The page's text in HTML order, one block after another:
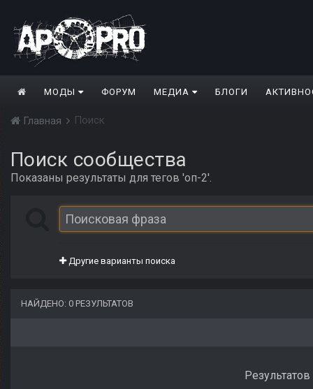
МОДЫ ФОРУМ МЕДИА БЛОГИ
Главная Поиск
Поиск сообщества
Показаны результаты для тегов 'оп-2'.
Другие варианты поиска
НАЙДЕНО: 0 РЕЗУЛЬТАТОВ